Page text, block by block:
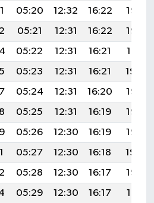
05:20 12:32 16:22
19:33
05:21 12:31 16:22
19:32
05:22 12:31 16:21
19:31
05:23 12:31 16:21
19:29
05:24 12:31 16:20
19:28
05:25 12:31 16:19
19:27
05:26 12:30 16:19
19:25
05:27 12:30 16:18
19:24
05:28 12:30 16:17
19:22
05:29 12:30 16:17
19:21